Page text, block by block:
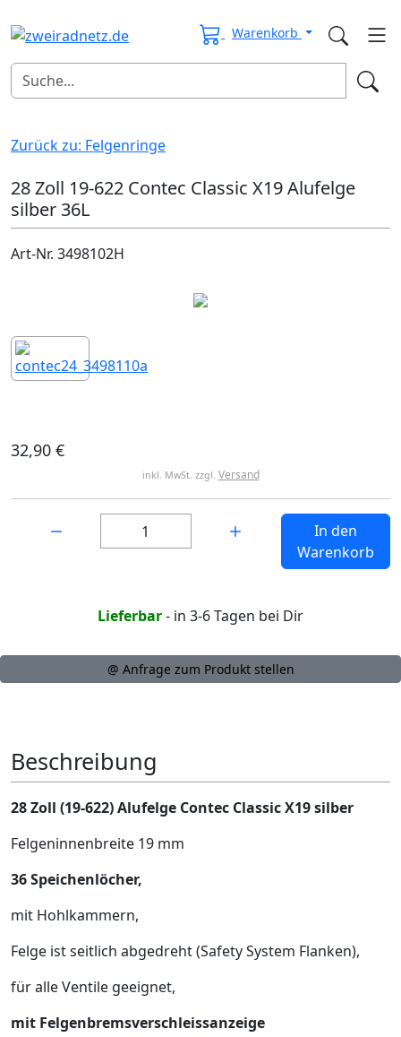
Warenkorb
Zurück zu: Felgenringe
28 Zoll 19-622 Contec Classic X19 Alufelge
silber 36L
Art-Nr. 3498102H
32,90 €
inkl. MwSt. zzgl. Versand
In den
Warenkorb
Lieferbar- in 3-6 Tagen bei Dir
@ Anfrage zum Produkt stellen
Beschreibung
28 Zoll (19-622) Alufelge Contec Classic X19 silber
Felgeninnenbreite 19 mm
36 Speichenlöcher,
mit Hohlkammern,
Felge ist seitlich abgedreht (Safety System Flanken),
für alle Ventile geeignet,
mit Felgenbremsverschleissanzeige